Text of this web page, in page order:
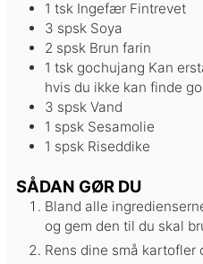
1 tsk Ingefær Fintrevet
3 spsk Soya
2 spsk Brun farin
1 tsk gochujang Kan
hvis du ikke kan finde
3 spsk Vand
1 spsk Sesamolie
1 spsk Riseddike
SÅDAN GØR DU
Bland alle
og gem den til du skal
Rens dine små